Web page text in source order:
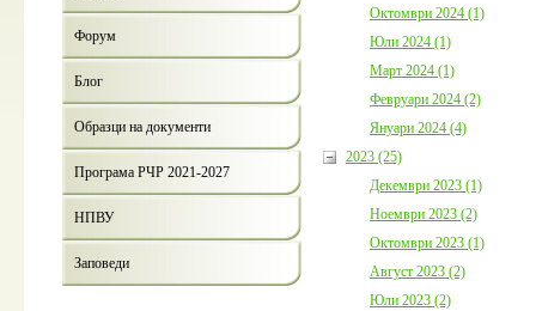
Форум
Блог
Образци на документи
Програма РЧР 2021-2027
НПВУ
Заповеди
Октомври 2024 (1)
Юли 2024 (1)
Март 2024 (1)
Февруари 2024 (2)
Януари 2024 (4)
2023 (25)
Декември 2023 (1)
Ноември 2023 (2)
Октомври 2023 (1)
Август 2023 (2)
Юли 2023 (2)